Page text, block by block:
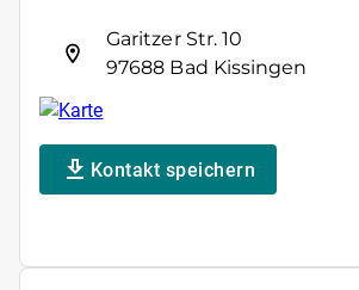
Garitzer Str. 10
97688 Bad Kissingen
Kontakt speichern